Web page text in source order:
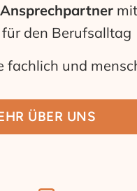
mit
den Berufsalltag
fachlich und
ÜBER UNS